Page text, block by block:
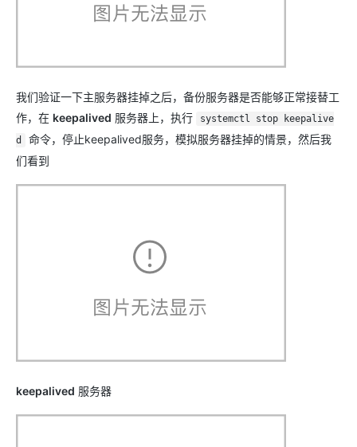
我们验证一下主服务器挂掉之后，备份服务器是否能够正常接替工
作，在 keepalived 服务器上，执行
systemctl stop keepalive
d
命令，停止keepalived服务，模拟服务器挂掉的情景，然后我
们看到
keepalived 服务器